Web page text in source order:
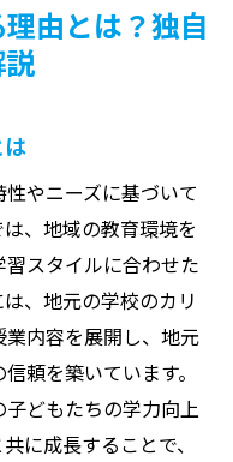
由
の塾で目指す志望
声
習戦略
法
ションの維持
連携
田無町の教育熱心
由とは？独自
やニーズに基づいて
、地域の教育環境を
スタイルに合わせた
、地元の学校のカリ
内容を展開し、地元
頼を築いています。
どもたちの学力向上
に成長することで、